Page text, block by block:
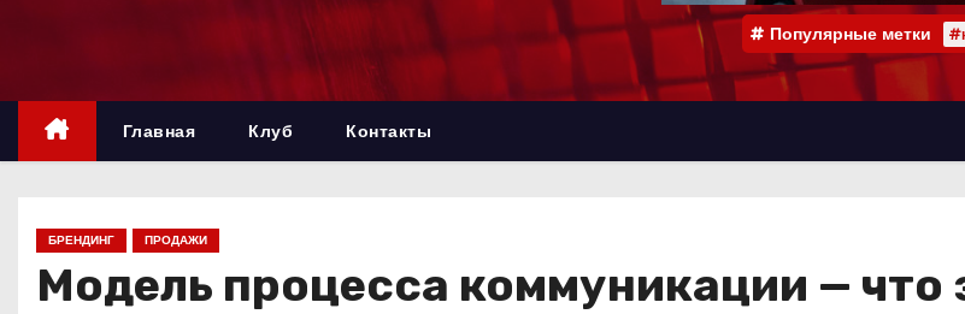
д
Популярные метки
Главная Клуб Контакты
БРЕНДИНГ ПРОДАЖИ
Модель процесса коммуникации — что